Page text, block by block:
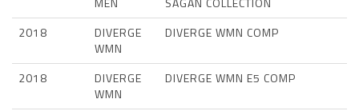
2018
DIVERGE
WMN
DIVERGE WMN COMP
2018
DIVERGE
WMN
DIVERGE WMN E5 COMP